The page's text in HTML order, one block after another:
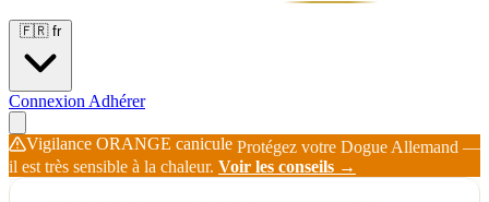
🇫🇷 fr
Connexion Adhérer
Vigilance ORANGE canicule Protégez votre Dogue Allemand —
il est très sensible à la chaleur. Voir les conseils →